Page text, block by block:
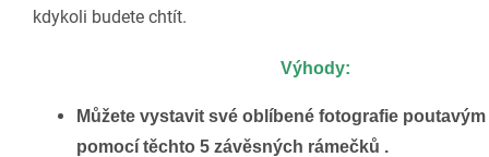
kdykoli budete chtít.
Výhody:
Můžete vystavit své oblíbené fotografie
pomocí těchto 5 závěsných rámečků .